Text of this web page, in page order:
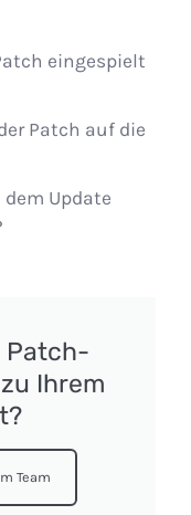
eingespielt
Patch auf die
Update
Patch-
Ihrem
Team